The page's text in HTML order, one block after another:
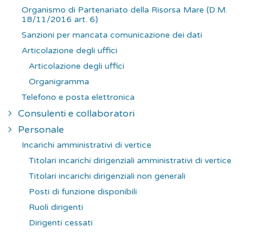
Organismo di Partenariato della Risorsa Mare (D.M.
18/11/2016 art. 6)
Sanzioni per mancata comunicazione dei dati
Articolazione degli uffici
Articolazione degli uffici
Organigramma
Telefono e posta elettronica
Consulenti e collaboratori
Personale
Incarichi amministrativi di vertice
Titolari incarichi dirigenziali amministrativi di vertice
Titolari incarichi dirigenziali non generali
Posti di funzione disponibili
Ruoli dirigenti
Dirigenti cessati